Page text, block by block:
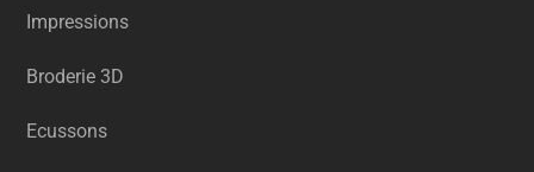
Impressions
Broderie 3D
Ecussons